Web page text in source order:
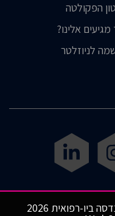
הפקולטה
מגיעים אלינו?
לניוזלטר
רפואית 2026